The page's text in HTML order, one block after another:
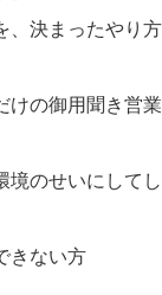
、決まったやり方
けの御用聞き営業
境のせいにしてし
きない方